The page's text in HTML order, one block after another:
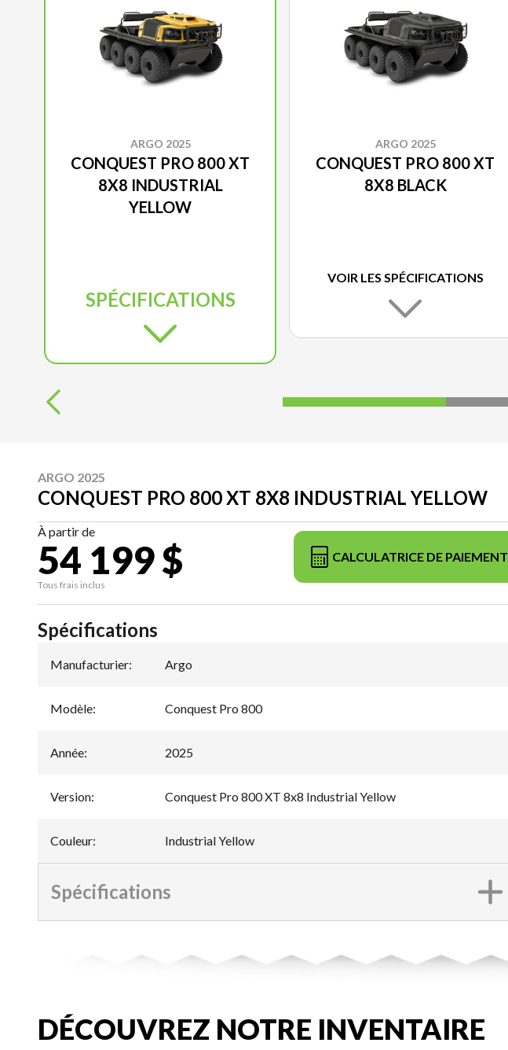
ARGO 2025
CONQUEST PRO 800 XT
8X8 INDUSTRIAL
YELLOW
SPÉCIFICATIONS
ARGO 2025
CONQUEST PRO 800 XT
8X8 BLACK
VOIR LES SPÉCIFICATIONS
ARGO 2025
CONQUEST PRO 800 XT 8X8 INDUSTRIAL YELLOW
À partir de
54 199 $
Tous frais inclus
CALCULATRICE DE PAIEMENT
Spécifications
Manufacturier: Argo
Modèle: Conquest Pro 800
Année: 2025
Version: Conquest Pro 800 XT 8x8 Industrial Yellow
Couleur: Industrial Yellow
Spécifications
DÉCOUVREZ NOTRE INVENTAIRE